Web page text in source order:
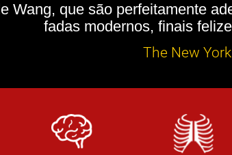
Wang, que são perfeitamente
fadas modernos, finais
The New